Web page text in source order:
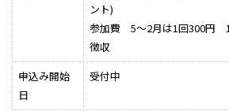
ント)
参加費 5～2月は1回300円
徴収
申込み開始
日
受付中